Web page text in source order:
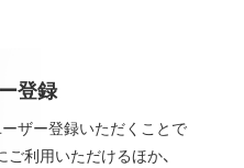
登録
ザー登録いただくことで
利用いただけるほか、